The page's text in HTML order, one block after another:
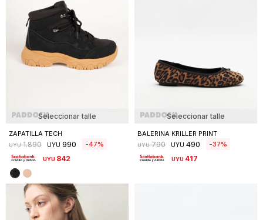
Seleccionar talle
ZAPATILLA TECH
UYU 1.890 UYU 990 47
UYU 842
Seleccionar talle
BALERINA KRILLER PRINT
UYU 790 UYU 490 37
UYU 417